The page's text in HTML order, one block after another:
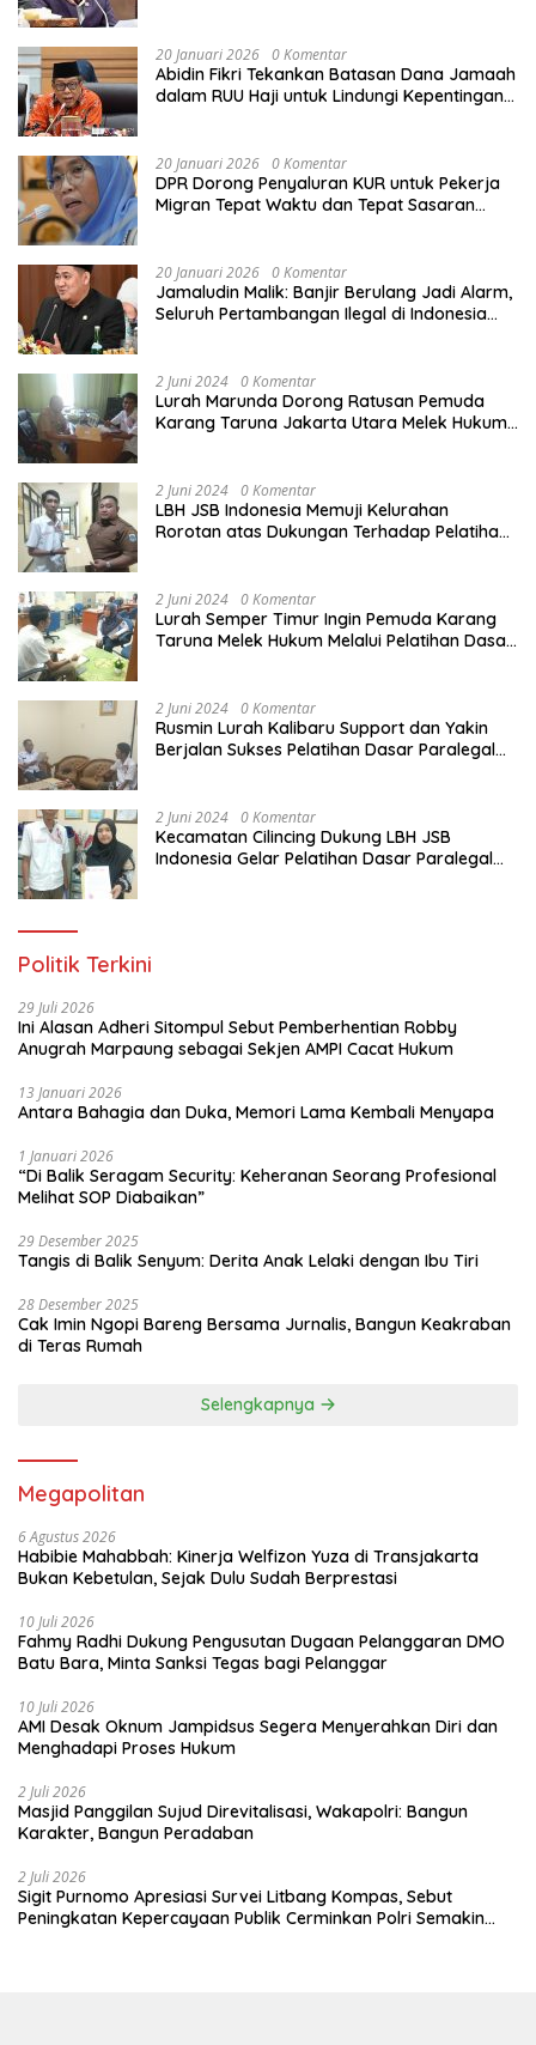
20 Januari 2026 0 Komentar
Abidin Fikri Tekankan Batasan Dana Jamaah
dalam RUU Haji untuk Lindungi Kepentingan
20 Januari 2026 0 Komentar
DPR Dorong Penyaluran KUR untuk Pekerja
Migran Tepat Waktu dan Tepat Sasaran
20 Januari 2026 0 Komentar
Jamaludin Malik: Banjir Berulang Jadi Alarm,
Seluruh Pertambangan Ilegal di Indonesia
2 Juni 2024 0 Komentar
Lurah Marunda Dorong Ratusan Pemuda
Karang Taruna Jakarta Utara Melek Hukum
2 Juni 2024 0 Komentar
LBH JSB Indonesia Memuji Kelurahan
Rorotan atas Dukungan Terhadap Pelatihan
2 Juni 2024 0 Komentar
Lurah Semper Timur Ingin Pemuda Karang
Taruna Melek Hukum Melalui Pelatihan Dasar
2 Juni 2024 0 Komentar
Rusmin Lurah Kalibaru Support dan Yakin
Berjalan Sukses Pelatihan Dasar Paralegal
2 Juni 2024 0 Komentar
Kecamatan Cilincing Dukung LBH JSB
Indonesia Gelar Pelatihan Dasar Paralegal
Politik Terkini
29 Juli 2026
Ini Alasan Adheri Sitompul Sebut Pemberhentian Robby
Anugrah Marpaung sebagai Sekjen AMPI Cacat Hukum
13 Januari 2026
Antara Bahagia dan Duka, Memori Lama Kembali Menyapa
1 Januari 2026
“Di Balik Seragam Security: Keheranan Seorang Profesional
Melihat SOP Diabaikan”
29 Desember 2025
Tangis di Balik Senyum: Derita Anak Lelaki dengan Ibu Tiri
28 Desember 2025
Cak Imin Ngopi Bareng Bersama Jurnalis, Bangun Keakraban
di Teras Rumah
Selengkapnya
Megapolitan
6 Agustus 2026
Habibie Mahabbah: Kinerja Welfizon Yuza di Transjakarta
Bukan Kebetulan, Sejak Dulu Sudah Berprestasi
10 Juli 2026
Fahmy Radhi Dukung Pengusutan Dugaan Pelanggaran DMO
Batu Bara, Minta Sanksi Tegas bagi Pelanggar
10 Juli 2026
AMI Desak Oknum Jampidsus Segera Menyerahkan Diri dan
Menghadapi Proses Hukum
2 Juli 2026
Masjid Panggilan Sujud Direvitalisasi, Wakapolri: Bangun
Karakter, Bangun Peradaban
2 Juli 2026
Sigit Purnomo Apresiasi Survei Litbang Kompas, Sebut
Peningkatan Kepercayaan Publik Cerminkan Polri Semakin